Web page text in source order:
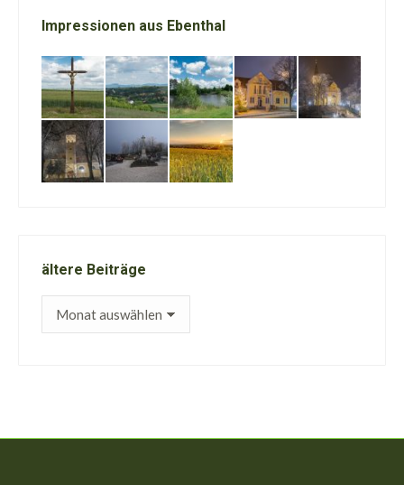
Impressionen aus Ebenthal
ältere Beiträge
ältere